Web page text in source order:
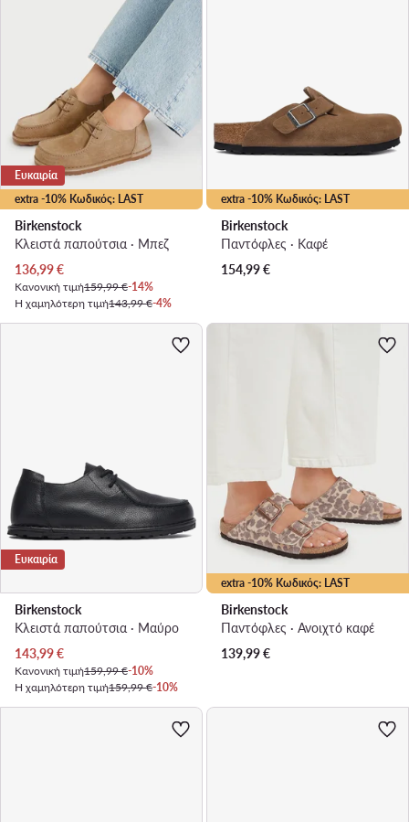
extra -10% Κωδικός: LAST
Ευκαιρία
Birkenstock
Κλειστά παπούτσια · Μπεζ
Τρέχουσα τιμή
136,99€
Κανονική τιμή159,99 €-14%
Η χαμηλότερη τιμή143,99 €-4%
extra -10% Κωδικός: LAST
Birkenstock
Παντόφλες · Καφέ
154,99€
Ευκαιρία
Birkenstock
Κλειστά παπούτσια · Μαύρο
Τρέχουσα τιμή
143,99€
Κανονική τιμή159,99 €-10%
Η χαμηλότερη τιμή159,99 €-10%
extra -10% Κωδικός: LAST
Birkenstock
Παντόφλες · Ανοιχτό καφέ
139,99€